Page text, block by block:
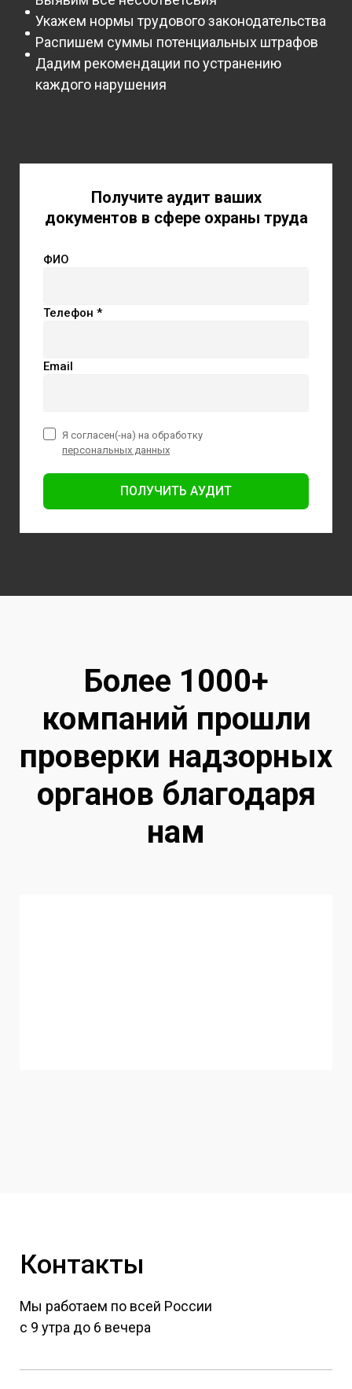
Укажем нормы трудового законодательства
Распишем суммы потенциальных штрафов
Дадим рекомендации по устранению
каждого нарушения
Получите аудит ваших
документов в сфере охраны труда
ФИО
Телефон *
Email
ПОЛУЧИТЬ АУДИТ
Я согласен(-на) на обработку
персональных данных
Более 1000+
компаний прошли
проверки надзорных
органов благодаря
нам
Контакты
Мы работаем по всей России
с 9 утра до 6 вечера